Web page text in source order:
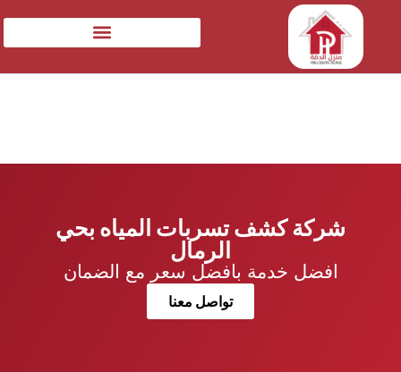
شركة كشف تسربات المياه بحي
الرمال
افضل خدمة بافضل سعر مع الضمان
تواصل معنا